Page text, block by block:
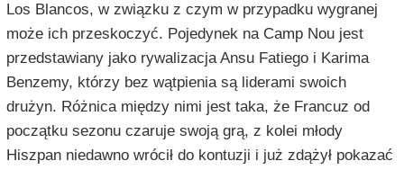
Los Blancos, w związku z czym w przypadku wygranej
może ich przeskoczyć. Pojedynek na Camp Nou jest
przedstawiany jako rywalizacja Ansu Fatiego i Karima
Benzemy, którzy bez wątpienia są liderami swoich
drużyn. Różnica między nimi jest taka, że Francuz od
początku sezonu czaruje swoją grą, z kolei młody
Hiszpan niedawno wrócił do kontuzji i już zdążył pokazać